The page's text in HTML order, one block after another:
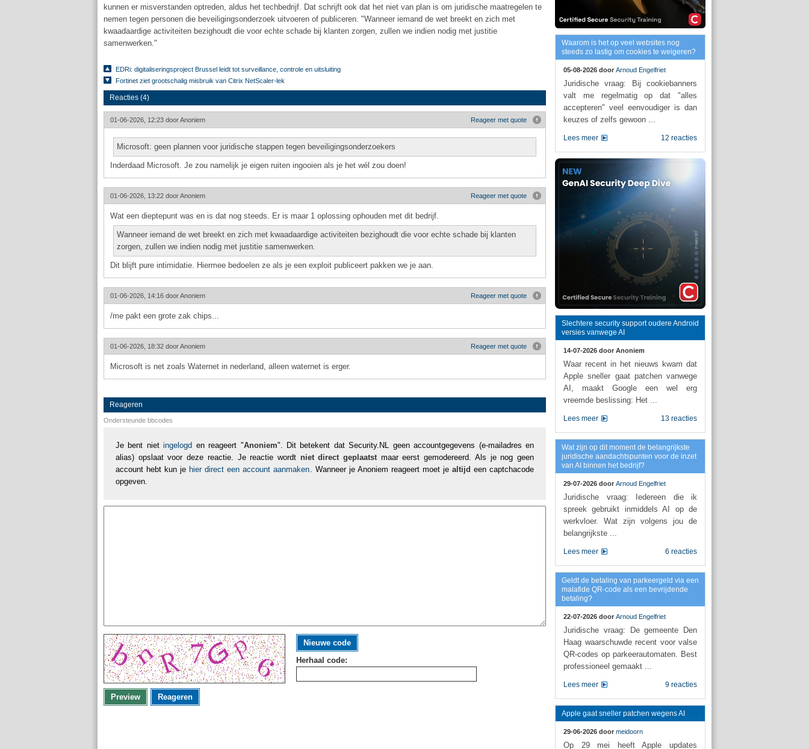
kunnen er misverstanden optreden, aldus het techbedrijf. Dat schrijft ook dat het niet van plan is om juridische maatregelen te
nemen tegen personen die beveiligingsonderzoek uitvoeren of publiceren. "Wanneer iemand de wet breekt en zich met
kwaadaardige activiteiten bezighoudt die voor echte schade bij klanten zorgen, zullen we indien nodig met justitie
samenwerken."
EDRi: digitaliseringsproject Brussel leidt tot surveillance, controle en uitsluiting
Fortinet ziet grootschalig misbruik van Citrix NetScaler-lek
Reacties (4)
Reageer met quote
01-06-2026, 12:23 doorAnoniem
Microsoft: geen plannen voor juridische stappen tegen beveiligingsonderzoekers
Inderdaad Microsoft. Je zou namelijk je eigen ruiten ingooien als je het wél zou doen!
Reageer met quote
01-06-2026, 13:22 doorAnoniem
Wat een dieptepunt was en is dat nog steeds. Er is maar 1 oplossing ophouden met dit bedrijf.
Wanneer iemand de wet breekt en zich met kwaadaardige activiteiten bezighoudt die voor echte schade bij klanten
zorgen, zullen we indien nodig met justitie samenwerken.
Dit blijft pure intimidatie. Hiermee bedoelen ze als je een exploit publiceert pakken we je aan.
Reageer met quote
01-06-2026, 14:16 doorAnoniem
/me pakt een grote zak chips...
Reageer met quote
01-06-2026, 18:32 doorAnoniem
Microsoft is net zoals Waternet in nederland, alleen waternet is erger.
Reageren
Ondersteunde bbcodes
Je bent nietingelogd en reageert "Anoniem". Dit betekent dat Security.NL geen accountgegevens (e-mailadres en
alias) opslaat voor deze reactie. Je reactie wordt niet direct geplaatstmaar eerst gemodereerd. Als je nog geen
account hebt kun je hier direct een account aanmaken. Wanneer je Anoniem reageert moet je altijd een captchacode
opgeven.
Nieuwe code
Herhaal code:
Preview Reageren
Waarom is het op veel websites nog
steeds zo lastig om cookies te weigeren?
05-08-2026 door Arnoud Engelfriet
Juridische vraag: Bij cookiebanners
valt me regelmatig op dat "alles
accepteren" veel eenvoudiger is dan
keuzes of zelfs gewoon ...
12 reacties
Lees meer
Slechtere security support oudere Android
versies vanwege AI
14-07-2026 door Anoniem
Waar recent in het nieuws kwam dat
Apple sneller gaat patchen vanwege
AI, maakt Google een wel erg
vreemde beslissing: Het ...
13 reacties
Lees meer
Wat zijn op dit moment de belangrijkste
juridische aandachtspunten voor de inzet
van AI binnen het bedrijf?
29-07-2026 door Arnoud Engelfriet
Juridische vraag: Iedereen die ik
spreek gebruikt inmiddels AI op de
werkvloer. Wat zijn volgens jou de
belangrijkste ...
6 reacties
Lees meer
Geldt de betaling van parkeergeld via een
malafide QR-code als een bevrijdende
betaling?
22-07-2026 door Arnoud Engelfriet
Juridische vraag: De gemeente Den
Haag waarschuwde recent voor valse
QR-codes op parkeerautomaten. Best
professioneel gemaakt ...
9 reacties
Lees meer
Apple gaat sneller patchen wegens AI
29-06-2026 door meidoorn
Op 29 mei heeft Apple updates